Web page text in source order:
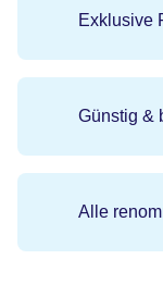
Exklusive
Günstig &
Alle